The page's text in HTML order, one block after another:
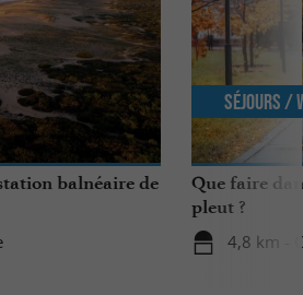
balnéaire de
Que faire
pleut ?
4,8 km -
Séjours /